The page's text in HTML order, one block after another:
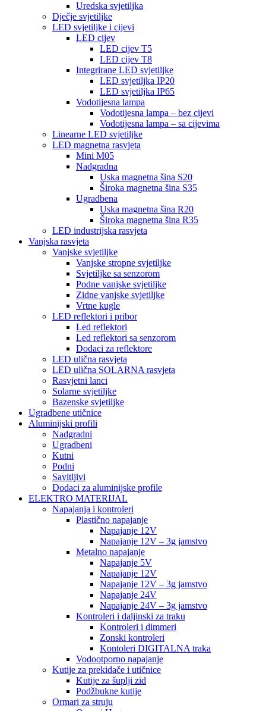
Uredska svjetiljka
Dječje svjetiljke
LED svjetiljke i cijevi
LED cijev
LED cijev T5
LED cijev T8
Integrirane LED svjetiljke
LED svjetiljka IP20
LED svjetiljka IP65
Vodotijesna lampa
Vodotijesna lampa – bez cijevi
Vodotijesna lampa – sa cijevima
Linearne LED svjetiljke
LED magnetna rasvjeta
Mini M05
Nadgradna
Uska magnetna šina S20
Široka magnetna šina S35
Ugradbena
Uska magnetna šina R20
Široka magnetna šina R35
LED industrijska rasvjeta
Vanjska rasvjeta
Vanjske svjetiljke
Vanjske stropne svjetiljke
Svjetiljke sa senzorom
Podne vanjske svjetiljke
Zidne vanjske svjetiljke
Vrtne kugle
LED reflektori i pribor
Led reflektori
Led reflektori sa senzorom
Dodaci za reflektore
LED ulična rasvjeta
LED ulična SOLARNA rasvjeta
Rasvjetni lanci
Solarne svjetiljke
Bazenske svjetiljke
Ugradbene utičnice
Aluminijski profili
Nadgradni
Ugradbeni
Kutni
Podni
Savitljivi
Dodaci za aluminijske profile
ELEKTRO MATERIJAL
Napajanja i kontroleri
Plastično napajanje
Napajanje 12V
Napajanje 12V – 3g jamstvo
Metalno napajanje
Napajanje 5V
Napajanje 12V
Napajanje 12V – 3g jamstvo
Napajanje 24V
Napajanje 24V – 3g jamstvo
Kontroleri i daljinski za traku
Kontroleri i dimmeri
Zonski kontroleri
Kontoleri DIGITALNA traka
Vodootporno napajanje
Kutije za prekidače i utičnice
Kutije za šuplji zid
Podžbukne kutije
Ormari za struju